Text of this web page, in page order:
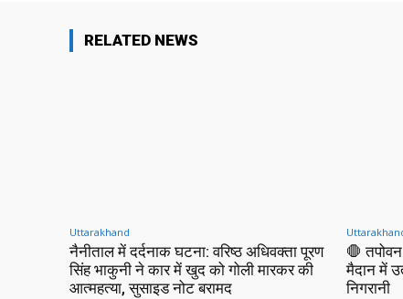
RELATED NEWS
Uttarakhand
नैनीताल में दर्दनाक घटना: वरिष्ठ अधिवक्ता पूरण
सिंह भाकुनी ने कार में खुद को गोली मारकर की
आत्महत्या, सुसाइड नोट बरामद
🛑
मैदान में
निगरानी